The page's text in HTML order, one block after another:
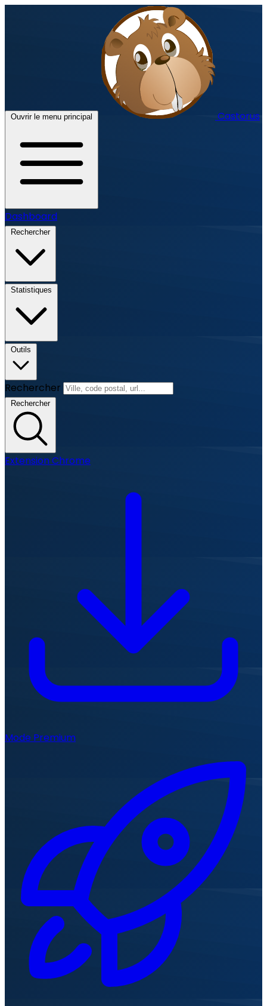
Ouvrir le menu principal Castorus
Dashboard
Rechercher
Statistiques
Outils
Rechercher
Rechercher
Extension Chrome
Mode Premium